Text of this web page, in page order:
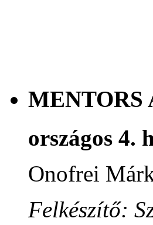
MENTORS
országos 4.
Onofrei
Felkészítő: